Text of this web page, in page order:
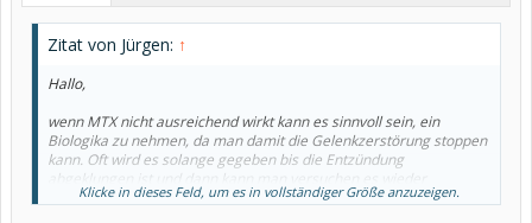
Zitat von Jürgen: ↑
Hallo,
wenn MTX nicht ausreichend wirkt kann es sinnvoll sein, ein
Biologika zu nehmen, da man damit die Gelenkzerstörung stoppen
kann. Oft wird es solange gegeben bis die Entzündung
abgeklungen ist und dann kann man versuchen es wieder
abzusetzen. Jeder muß für sich selbst entscheiden, ob er das Risiko
Klicke in dieses Feld, um es in vollständiger Größe anzuzeigen.